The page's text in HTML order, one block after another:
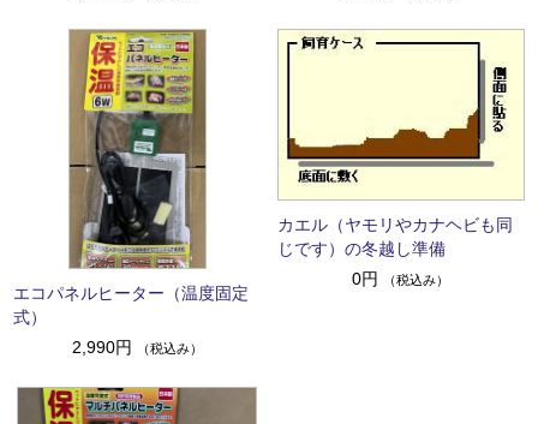
エコパネルヒーター（温度固定
式）
2,990円
（税込み）
カエル（ヤモリやカナヘビも同
じです）の冬越し準備
0円
（税込み）